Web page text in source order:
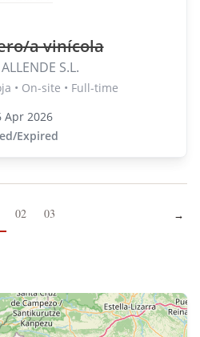
a vinícola
S.L.
• On-site • Full-time
Apr 2026
Expired
02 03 →